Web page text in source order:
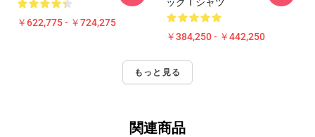
￥622,775 - ￥724,275
￥384,250 - ￥442,250
もっと見る
関連商品